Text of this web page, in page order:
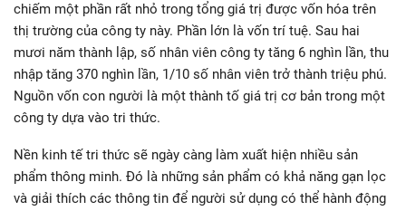
chiếm một phần rất nhỏ trong tổng giá trị được vốn hóa trên
thị trường của công ty này. Phần lớn là vốn trí tuệ. Sau hai
mươi năm thành lập, số nhân viên công ty tăng 6 nghìn lần, thu
nhập tăng 370 nghìn lần, 1/10 số nhân viên trở thành triệu phú.
Nguồn vốn con người là một thành tố giá trị cơ bản trong một
công ty dựa vào tri thức.
Nền kinh tế tri thức sẽ ngày càng làm xuất hiện nhiều sản
phẩm thông minh. Đó là những sản phẩm có khả năng gạn lọc
và giải thích các thông tin để người sử dụng có thể hành động